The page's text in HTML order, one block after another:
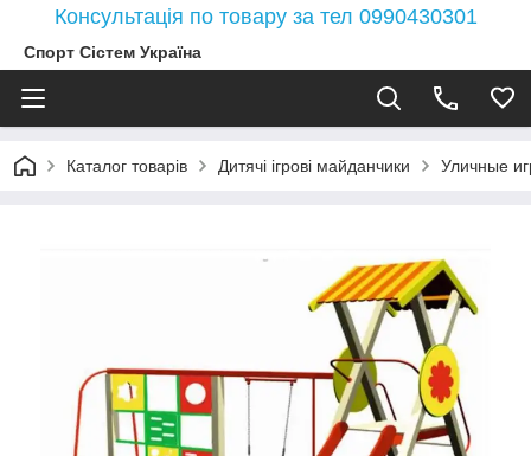
Консультація по товару за тел 0990430301
Спорт Сістем Україна
Каталог товарів Дитячі ігрові майданчики Уличные